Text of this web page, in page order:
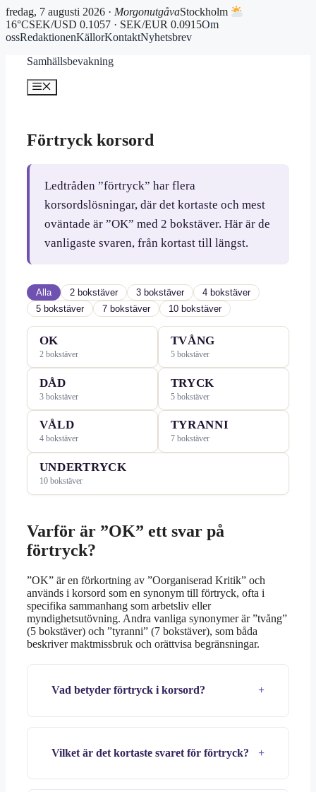
fredag, 7 augusti 2026 · MorgonutgåvaStockholm
16°CSEK/USD 0.1057 · SEK/EUR 0.0915Om
ossRedaktionenKällorKontaktNyhetsbrev
Samhällsbevakning
Meny
Förtryck korsord
Ledtråden ”förtryck” har flera
korsordslösningar, där det kortaste och mest
oväntade är ”OK” med 2 bokstäver. Här är de
vanligaste svaren, från kortast till längst.
Alla 2 bokstäver 3 bokstäver
4 bokstäver
5 bokstäver
7 bokstäver 10 bokstäver
OK
2 bokstäver
TVÅNG
5 bokstäver
DÅD
3 bokstäver
TRYCK
5 bokstäver
VÅLD
4 bokstäver
TYRANNI
7 bokstäver
UNDERTRYCK
10 bokstäver
Varför är ”OK” ett svar på
förtryck?
”OK” är en förkortning av ”Oorganiserad Kritik” och
används i korsord som en synonym till förtryck, ofta i
specifika sammanhang som arbetsliv eller
myndighetsutövning. Andra vanliga synonymer är ”tvång”
(5 bokstäver) och ”tyranni” (7 bokstäver), som båda
beskriver maktmissbruk och orättvisa begränsningar.
Vad betyder förtryck i korsord?
Vilket är det kortaste svaret för förtryck?